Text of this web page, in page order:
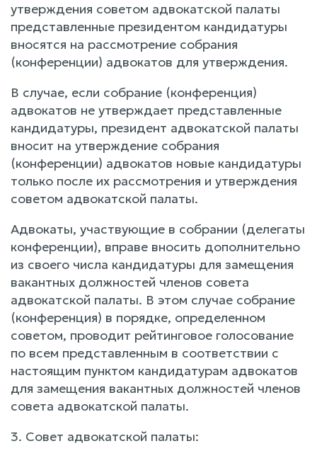
утверждения советом адвокатской палаты
представленные президентом кандидатуры
вносятся на рассмотрение собрания
(конференции) адвокатов для утверждения.
В случае, если собрание (конференция)
адвокатов не утверждает представленные
кандидатуры, президент адвокатской палаты
вносит на утверждение собрания
(конференции) адвокатов новые кандидатуры
только после их рассмотрения и утверждения
советом адвокатской палаты.
Адвокаты, участвующие в собрании (делегаты
конференции), вправе вносить дополнительно
из своего числа кандидатуры для замещения
вакантных должностей членов совета
адвокатской палаты. В этом случае собрание
(конференция) в порядке, определенном
советом, проводит рейтинговое голосование
по всем представленным в соответствии с
настоящим пунктом кандидатурам адвокатов
для замещения вакантных должностей членов
совета адвокатской палаты.
3. Совет адвокатской палаты: